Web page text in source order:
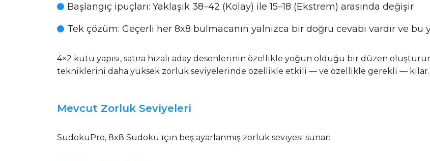
Başlangıç ipuçları: Yaklaşık 38–42 (Kolay) ile 15–18 (Ekstrem) arasında değişir
Tek çözüm: Geçerli her 8x8 bulmacanın yalnızca bir doğru cevabı vardır ve bu
4×2 kutu yapısı, satıra hizalı aday desenlerinin özellikle yoğun olduğu bir düzen
tekniklerini daha yüksek zorluk seviyelerinde özellikle etkili — ve özellikle gerekli — kılar.
Mevcut Zorluk Seviyeleri
SudokuPro, 8x8 Sudoku için beş ayarlanmış zorluk seviyesi sunar: